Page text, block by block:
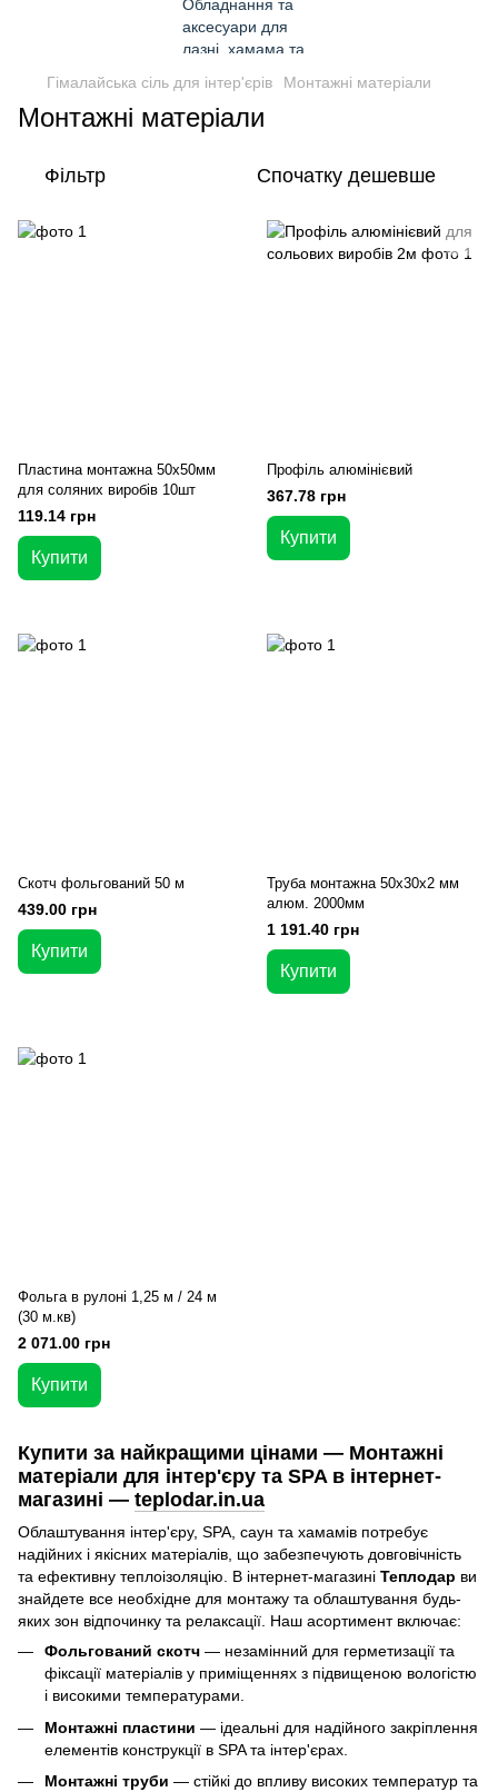
Гімалайська сіль для інтер'єрів Монтажні матеріали
Монтажні матеріали
Фільтр Спочатку дешевше
Пластина монтажна 50x50мм
для соляних виробів 10шт
119.14 грн
Купити
Профіль алюмінієвий
367.78 грн
Купити
Скотч фольгований 50 м
439.00 грн
Купити
Труба монтажна 50х30х2 мм
алюм. 2000мм
1 191.40 грн
Купити
Фольга в рулоні 1,25 м / 24 м
(30 м.кв)
2 071.00 грн
Купити
Купити за найкращими цінами — Монтажні
матеріали для інтер'єру та SPA в інтернет-
магазині — teplodar.in.ua
Облаштування інтер'єру, SPA, саун та хамамів потребує
надійних і якісних матеріалів, що забезпечують довговічність
та ефективну теплоізоляцію. В інтернет-магазині Теплодар ви
знайдете все необхідне для монтажу та облаштування будь-
яких зон відпочинку та релаксації. Наш асортимент включає:
Фольгований скотч — незамінний для герметизації та
фіксації матеріалів у приміщеннях з підвищеною вологістю
і високими температурами.
Монтажні пластини — ідеальні для надійного закріплення
елементів конструкції в SPA та інтер'єрах.
Монтажні труби — стійкі до впливу високих температур та